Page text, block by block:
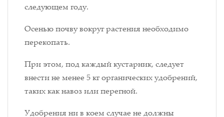
следующем году.
Осенью почву вокруг растения необходимо
перекопать.
При этом, под каждый кустарник, следует
внести не менее 5 кг органических удобрений,
таких как навоз или перегной.
Удобрения ни в коем случае не должны